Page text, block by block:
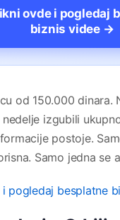
ovde i pogledaj
biznis videe →
od 150.000 dinara.
izgubili
postoje.
Samo jedna se
i pogledaj besplatne